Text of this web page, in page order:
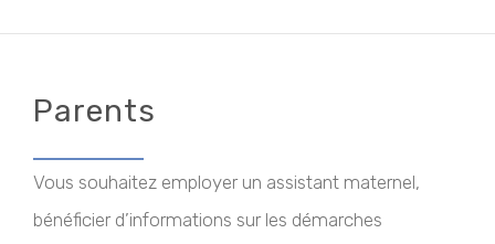
Parents
Vous souhaitez employer un assistant maternel,
bénéficier d’informations sur les démarches